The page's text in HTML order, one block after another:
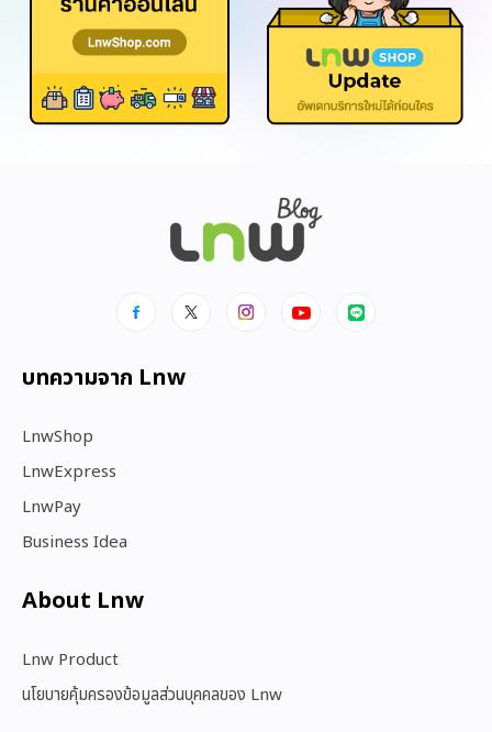
บทความจาก Lnw
LnwShop
LnwExpress
LnwPay
Business Idea
About Lnw​
Lnw Product
นโยบายคุ้มครองข้อมูลส่วนบุคคลของ Lnw